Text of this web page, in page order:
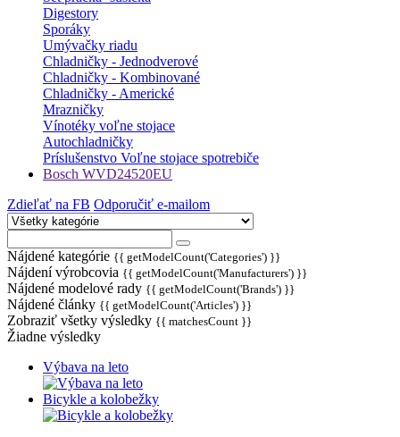
Digestory
Sporáky
Umývačky riadu
Chladničky - Jednodverové
Chladničky - Kombinované
Chladničky - Americké
Mrazničky
Vínotéky voľne stojace
Autochladničky
Príslušenstvo Voľne stojace spotrebiče
Bosch WVD24520EU
Zdieľať na FB Odporučiť e-mailom
Nájdené kategórie {{ getModelCount('Categories') }}
Nájdení výrobcovia {{ getModelCount('Manufacturers') }}
Nájdené modelové rady {{ getModelCount('Brands') }}
Nájdené články {{ getModelCount('Articles') }}
Zobraziť všetky výsledky {{ matchesCount }}
Žiadne výsledky
Výbava na leto
Bicykle a kolobežky